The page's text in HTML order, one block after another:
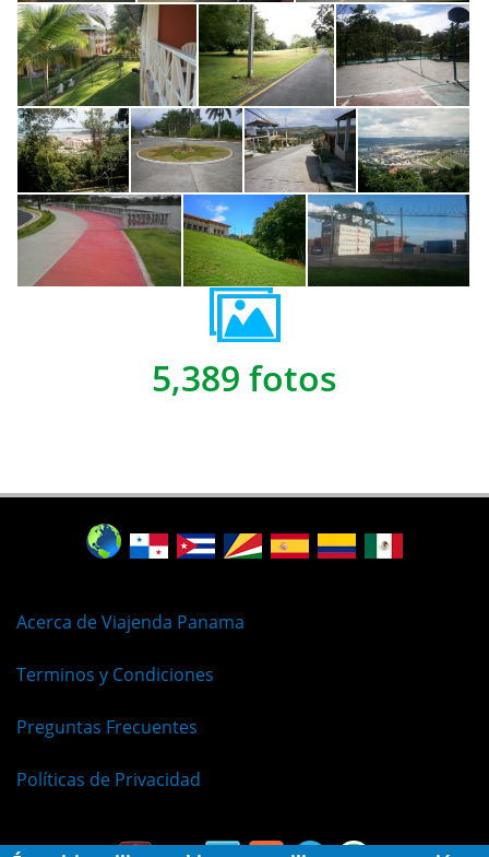
5,389 fotos
Acerca de Viajenda Panama
Terminos y Condiciones
Preguntas Frecuentes
Políticas de Privacidad